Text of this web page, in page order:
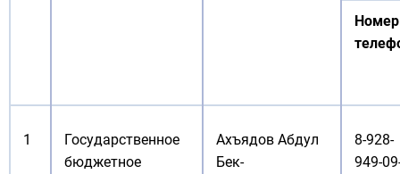
Номер
1
Государственное
бюджетное
Ахъядов Абдул
Бек-
8-928-
949-